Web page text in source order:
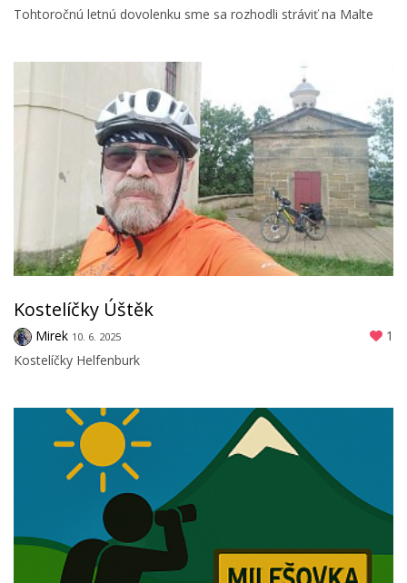
Tohtoročnú letnú dovolenku sme sa rozhodli stráviť na Malte
Kostelíčky Úštěk
Mirek 10. 6. 2025
1
Kostelíčky Helfenburk